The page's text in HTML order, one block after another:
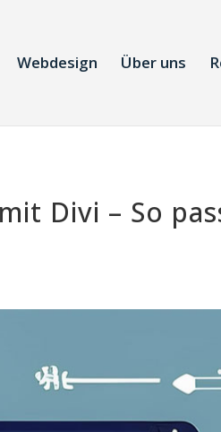
Webdesign Über uns
Divi – So